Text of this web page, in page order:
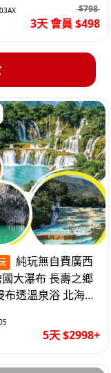
$798
3天 會員 $498
大瀑布 長壽之鄉
布透溫泉浴 北海銀
5天 $2998+